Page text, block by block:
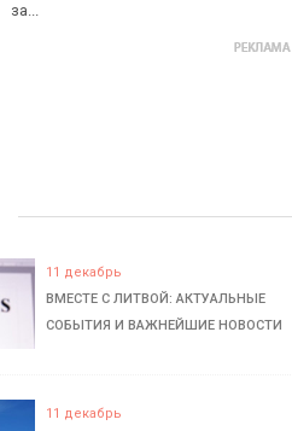
за...
11 декабрь
ВМЕСТЕ С ЛИТВОЙ: АКТУАЛЬНЫЕ
СОБЫТИЯ И ВАЖНЕЙШИЕ НОВОСТИ
11 декабрь